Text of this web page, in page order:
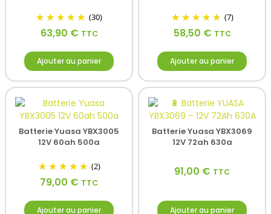
(30)
63,90 € TTC
Ajouter au panier
(7)
58,50 € TTC
Ajouter au panier
Batterie Yuasa YBX3005
12V 60ah 500a
(2)
79,00 € TTC
Ajouter au panier
Batterie Yuasa YBX3069
12V 72ah 630a
91,00 € TTC
Ajouter au panier